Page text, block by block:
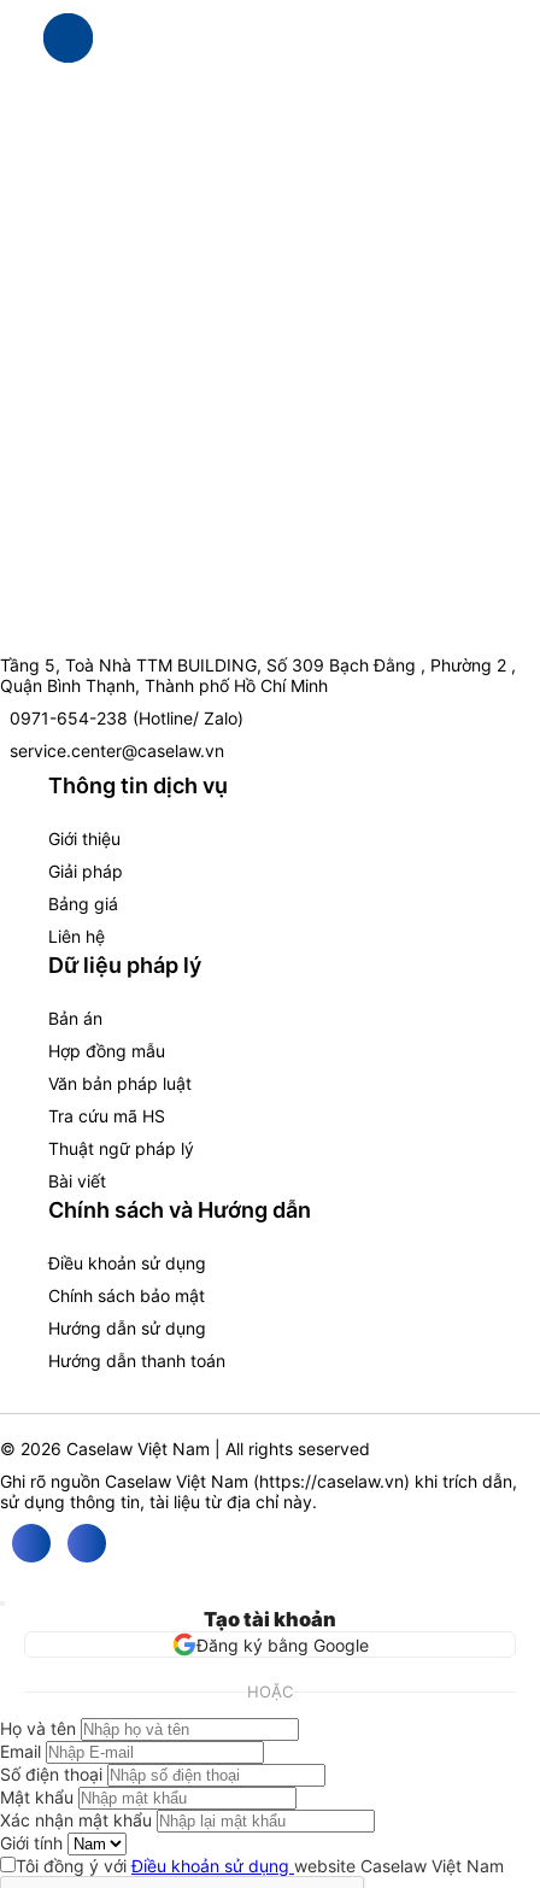
Tầng 5, Toà Nhà TTM BUILDING, Số 309 Bạch Đằng , Phường 2 ,
Quận Bình Thạnh, Thành phố Hồ Chí Minh
0971-654-238 (Hotline/ Zalo)
service.center@caselaw.vn
Thông tin dịch vụ
Giới thiệu
Giải pháp
Bảng giá
Liên hệ
Dữ liệu pháp lý
Bản án
Hợp đồng mẫu
Văn bản pháp luật
Tra cứu mã HS
Thuật ngữ pháp lý
Bài viết
Chính sách và Hướng dẫn
Điều khoản sử dụng
Chính sách bảo mật
Hướng dẫn sử dụng
Hướng dẫn thanh toán
© 2026 Caselaw Việt Nam | All rights seserved
Ghi rõ nguồn Caselaw Việt Nam (https://caselaw.vn) khi trích dẫn,
sử dụng thông tin, tài liệu từ địa chỉ này.
Tạo tài khoản
Đăng ký bằng Google
HOẶC
Họ và tên
Email
Số điện thoại
Mật khẩu
Xác nhận mật khẩu
Giới tính
Tôi đồng ý vớiĐiều khoản sử dụng website Caselaw Việt Nam